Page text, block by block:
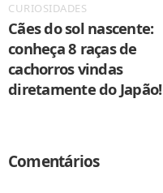
CURIOSIDADES
Cães do sol nascente:
conheça 8 raças de
cachorros vindas
diretamente do Japão!
Comentários